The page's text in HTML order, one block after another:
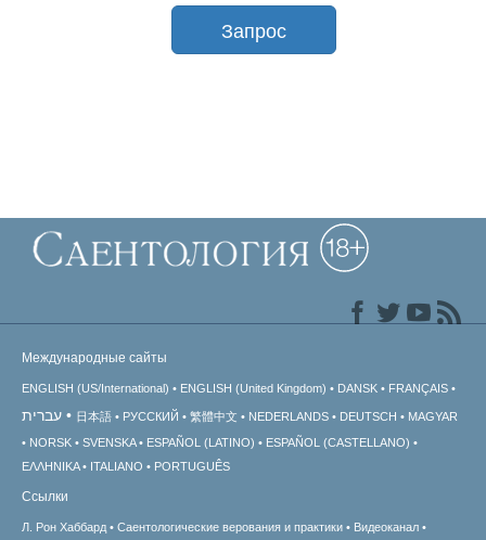
Запрос
Международные сайты
ENGLISH (US/International) ENGLISH (United Kingdom) DANSK FRANÇAIS
עברית 日本語 РУССКИЙ 繁體中文 NEDERLANDS DEUTSCH
MAGYAR
NORSK
SVENSKA ESPAÑOL (LATINO)
ESPAÑOL (CASTELLANO)
ΕΛΛΗΝΙΚA
ITALIANO PORTUGUÊS
Ссылки
Л. Рон Хаббард Саентологические верования и практики Видеоканал